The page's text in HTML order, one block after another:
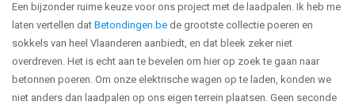
Een bijzonder ruime keuze voor ons project met de laadpalen. Ik heb me
laten vertellen dat Betondingen.be de grootste collectie poeren en
sokkels van heel Vlaanderen aanbiedt, en dat bleek zeker niet
overdreven. Het is echt aan te bevelen om hier op zoek te gaan naar
betonnen poeren. Om onze elektrische wagen op te laden, konden we
niet anders dan laadpalen op ons eigen terrein plaatsen. Geen seconde